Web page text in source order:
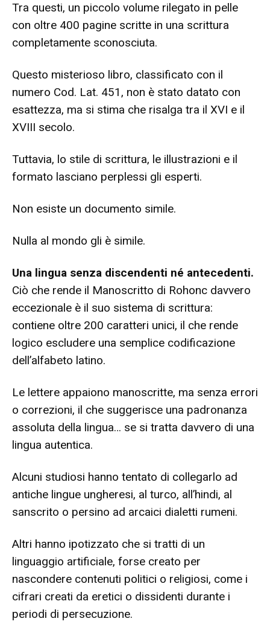
Tra questi, un piccolo volume rilegato in pelle
con oltre 400 pagine scritte in una scrittura
completamente sconosciuta.
Questo misterioso libro, classificato con il
numero Cod. Lat. 451, non è stato datato con
esattezza, ma si stima che risalga tra il XVI e il
XVIII secolo.
Tuttavia, lo stile di scrittura, le illustrazioni e il
formato lasciano perplessi gli esperti.
Non esiste un documento simile.
Nulla al mondo gli è simile.
Una lingua senza discendenti né antecedenti.
Ciò che rende il Manoscritto di Rohonc davvero
eccezionale è il suo sistema di scrittura:
contiene oltre 200 caratteri unici, il che rende
logico escludere una semplice codificazione
dell’alfabeto latino.
Le lettere appaiono manoscritte, ma senza errori
o correzioni, il che suggerisce una padronanza
assoluta della lingua… se si tratta davvero di una
lingua autentica.
Alcuni studiosi hanno tentato di collegarlo ad
antiche lingue ungheresi, al turco, all’hindi, al
sanscrito o persino ad arcaici dialetti rumeni.
Altri hanno ipotizzato che si tratti di un
linguaggio artificiale, forse creato per
nascondere contenuti politici o religiosi, come i
cifrari creati da eretici o dissidenti durante i
periodi di persecuzione.